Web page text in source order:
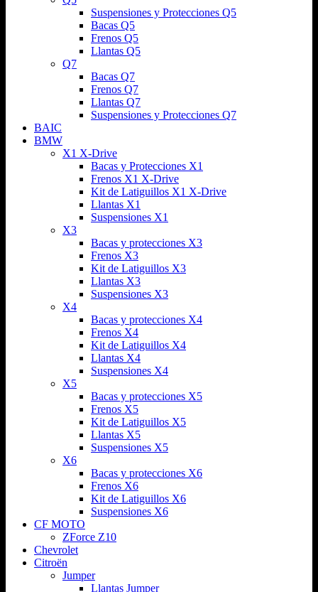
Suspensiones y Protecciones Q5
Bacas Q5
Frenos Q5
Llantas Q5
Q7
Bacas Q7
Frenos Q7
Llantas Q7
Suspensiones y Protecciones Q7
BAIC
BMW
X1 X-Drive
Bacas y Protecciones X1
Frenos X1 X-Drive
Kit de Latiguillos X1 X-Drive
Llantas X1
Suspensiones X1
X3
Bacas y protecciones X3
Frenos X3
Kit de Latiguillos X3
Llantas X3
Suspensiones X3
X4
Bacas y protecciones X4
Frenos X4
Kit de Latiguillos X4
Llantas X4
Suspensiones X4
X5
Bacas y protecciones X5
Frenos X5
Kit de Latiguillos X5
Llantas X5
Suspensiones X5
X6
Bacas y protecciones X6
Frenos X6
Kit de Latiguillos X6
Suspensiones X6
CF MOTO
ZForce Z10
Chevrolet
Citroën
Jumper
Llantas Jumper